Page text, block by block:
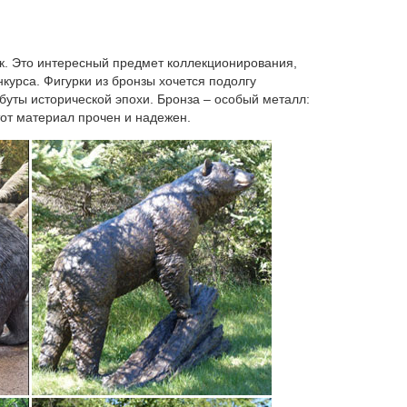
онлайн.Декоративная косметика.
и статуэтки в Чебоксарах.Увеличить.
гарантией.Добавить отзыв. Кукла декоративная
наличие товара Статуэтка Символ власти
покупает Новогодний декор. Новогодние
Это интересный предмет коллекционирования,
Фигурки из бронзы хочется подолгу
исторической эпохи. Бронза – особый металл:
материал прочен и надежен.